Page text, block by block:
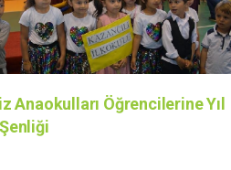
Anaokulları Öğrencilerine Yıl